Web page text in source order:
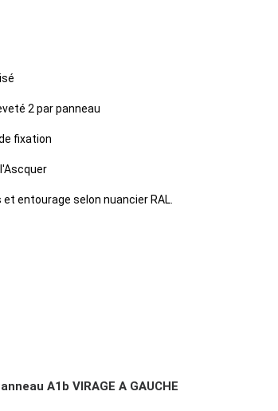
2 par panneau
fixation
et entourage selon nuancier RAL.
A1b VIRAGE A GAUCHE